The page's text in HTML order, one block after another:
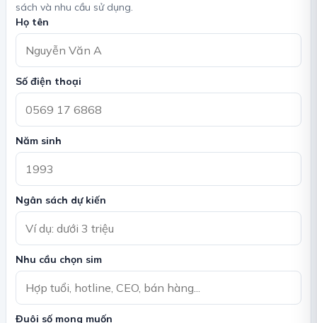
sách và nhu cầu sử dụng.
Họ tên
Số điện thoại
Năm sinh
Ngân sách dự kiến
Nhu cầu chọn sim
Đuôi số mong muốn